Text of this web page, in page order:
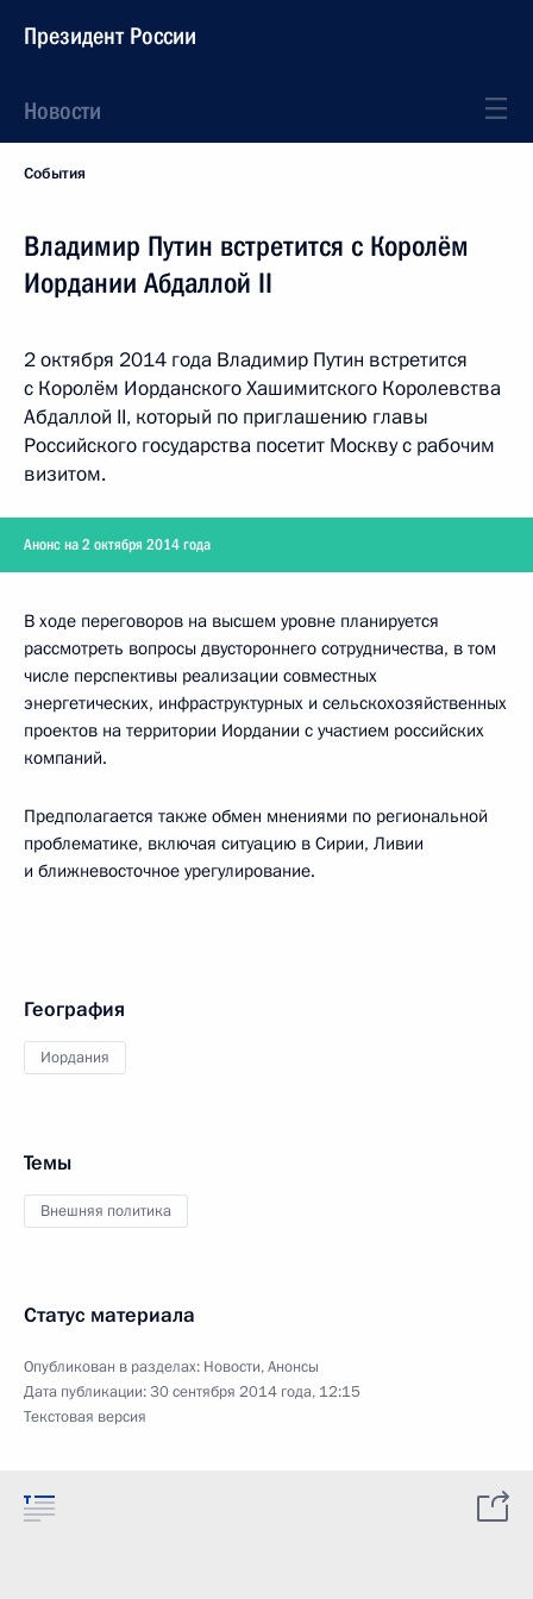
Президент России
Новости
События
Владимир Путин встретится с Королём
Иордании Абдаллой II
2 октября 2014 года Владимир Путин встретится
с Королём Иорданского Хашимитского Королевства
Абдаллой II, который по приглашению главы
Российского государства посетит Москву с рабочим
визитом.
Анонс на 2 октября 2014 года
В ходе переговоров на высшем уровне планируется
рассмотреть вопросы двустороннего сотрудничества, в том
числе перспективы реализации совместных
энергетических, инфраструктурных и сельскохозяйственных
проектов на территории Иордании с участием российских
компаний.
Предполагается также обмен мнениями по региональной
проблематике, включая ситуацию в Сирии, Ливии
и ближневосточное урегулирование.
География
Иордания
Темы
Внешняя политика
Статус материала
Опубликован в разделах: Новости,Анонсы
Дата публикации:30 сентября 2014 года, 12:15
Текстовая версия